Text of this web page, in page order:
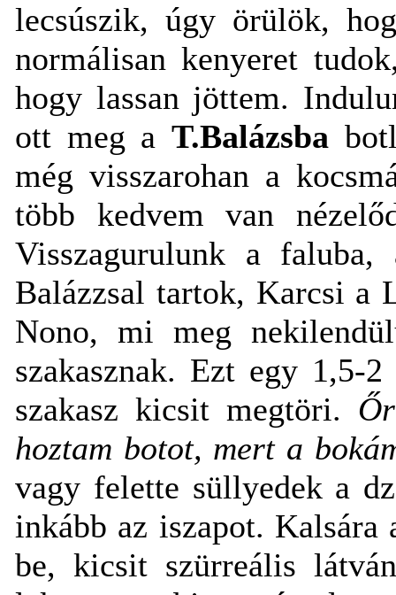
lecsúszik, úgy örülök,
normálisan kenyeret
hogy lassan jöttem.
ott meg a T.Balázsba
még visszarohan a
több kedvem van
Visszagurulunk a faluba,
Balázzsal tartok, Karcsi a
Nono, mi meg
szakasznak. Ezt egy 1,5-
szakasz kicsit megtöri.
hoztam botot, mert a
vagy felette süllyedek a
inkább az iszapot.
be, kicsit szürreális